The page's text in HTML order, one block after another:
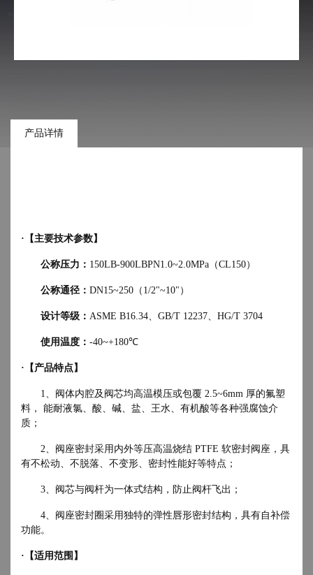
产品详情
·【主要技术参数】
公称压力： 150LB-900LBPN1.0~2.0MPa（CL150）
公称通径： DN15~250（1/2"~10"）
设计等级： ASME B16.34、GB/T 12237、HG/T 3704
使用温度： -40~+180℃
·【产品特点】
1、阀体内腔及阀芯均高温模压或包覆 2.5~6mm 厚的氟塑
料， 能耐液氯、酸、碱、盐、王水、有机酸等各种强腐蚀介
质；
2、阀座密封采用内外等压高温烧结 PTFE 软密封阀座，具
有不松动、不脱落、不变形、密封性能好等特点；
3、阀芯与阀杆为一体式结构，防止阀杆飞出；
4、阀座密封圈采用独特的弹性唇形密封结构，具有自补偿
功能。
·【适用范围】